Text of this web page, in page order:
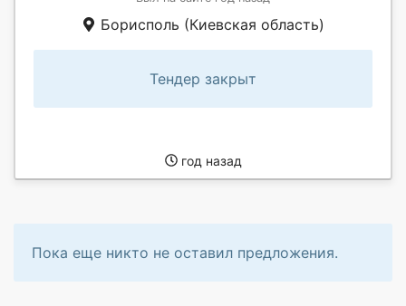
Борисполь (Киевская область)
Тендер закрыт
год назад
Пока еще никто не оставил предложения.